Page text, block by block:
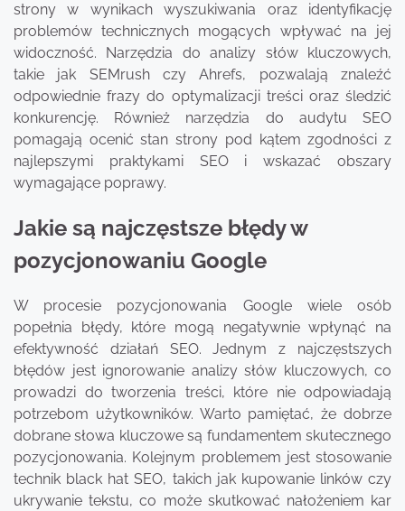
strony w wynikach wyszukiwania oraz identyfikację
problemów technicznych mogących wpływać na jej
widoczność. Narzędzia do analizy słów kluczowych,
takie jak SEMrush czy Ahrefs, pozwalają znaleźć
odpowiednie frazy do optymalizacji treści oraz śledzić
konkurencję. Również narzędzia do audytu SEO
pomagają ocenić stan strony pod kątem zgodności z
najlepszymi praktykami SEO i wskazać obszary
wymagające poprawy.
Jakie są najczęstsze błędy w
pozycjonowaniu Google
W procesie pozycjonowania Google wiele osób
popełnia błędy, które mogą negatywnie wpłynąć na
efektywność działań SEO. Jednym z najczęstszych
błędów jest ignorowanie analizy słów kluczowych, co
prowadzi do tworzenia treści, które nie odpowiadają
potrzebom użytkowników. Warto pamiętać, że dobrze
dobrane słowa kluczowe są fundamentem skutecznego
pozycjonowania. Kolejnym problemem jest stosowanie
technik black hat SEO, takich jak kupowanie linków czy
ukrywanie tekstu, co może skutkować nałożeniem kar